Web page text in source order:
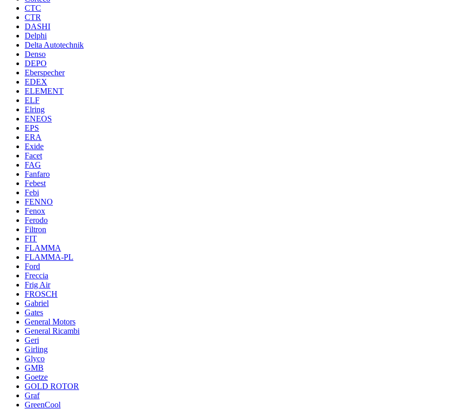
CTC
CTR
DASHI
Delphi
Delta Autotechnik
Denso
DEPO
Eberspecher
EDEX
ELEMENT
ELF
Elring
ENEOS
EPS
ERA
Exide
Facet
FAG
Fanfaro
Febest
Febi
FENNO
Fenox
Ferodo
Filtron
FIT
FLAMMA
FLAMMA-PL
Ford
Freccia
Frig Air
FROSCH
Gabriel
Gates
General Motors
General Ricambi
Geri
Girling
Glyco
GMB
Goetze
GOLD ROTOR
Graf
GreenCool